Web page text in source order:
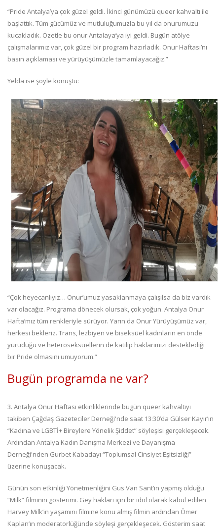
“Pride Antalya’ya çok güzel geldi. İkinci günümüzü queer kahvaltı ile
başlattık. Tüm gücümüz ve mutluluğumuzla bu yıl da onurumuzu
kucakladık. Özetle bu onur Antalaya’ya iyi geldi. Bugün atölye
çalışmalarımız var, çok güzel bir program hazırladık. Onur Haftası’nı
basın açıklaması ve yürüyüşümüzle tamamlayacağız.”
Yelda ise şöyle konuştu:
“Çok heyecanlıyız… Onur’umuz yasaklanmaya çalışılsa da biz vardık
var olacağız. Programa dönecek olursak, çok yoğun. Antalya Onur
Hafta’mız tüm renkleriyle sürüyor. Yarın da Onur Yürüyüşümüz var,
herkesi bekleriz. Trans, lezbiyen ve biseksüel kadınların en önde
yürüdüğü ve heteroseksüellerin de katılıp haklarımızı desteklediği
bir Pride olmasını umuyorum.”
Bugün programda ne var?
3. Antalya Onur Haftası etkinliklerinde bugün queer kahvaltıyı
takiben Çağdaş Gazeteciler Derneği'nde saat 13:30’da Gülser Kayır’ın
“Kadına ve LGBTİ+ Bireylere Yönelik Şiddet” söyleşisi gerçekleşecek.
Ardından Antalya Kadın Danışma Merkezi ve Dayanışma
Derneği'nden Gurbet Kabadayı “Toplumsal Cinsiyet Eşitsizliği”
üzerine konuşacak.
Günün son etkinliği Yönetmenliğini Gus Van Sant’ın yapmış olduğu
“Milk” filminin gösterimi. Gey hakları için bir idol olarak kabul edilen
Harvey Milk’in yaşamını filmine konu almış filmin ardından Ömer
Kaplan’ın moderatorlüğünde söyleşi gerçekleşecek. Gösterim saat